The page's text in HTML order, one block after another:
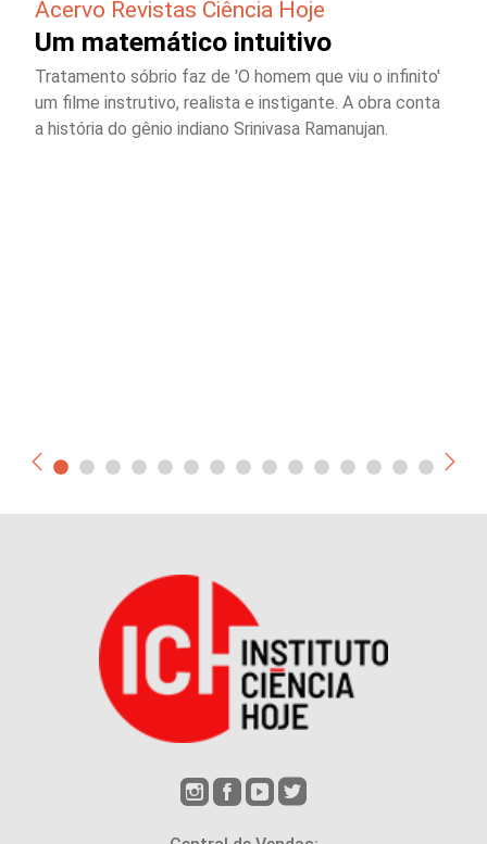
Acervo Revistas Ciência Hoje
Um matemático intuitivo
Tratamento sóbrio faz de 'O homem que viu o infinito'
um filme instrutivo, realista e instigante. A obra conta
a história do gênio indiano Srinivasa Ramanujan.